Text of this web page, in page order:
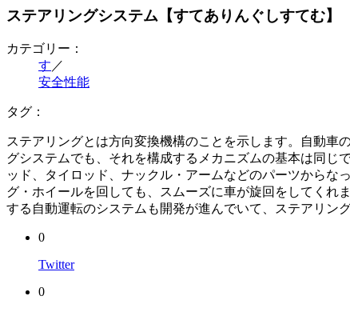
ステアリングシステム【すてありんぐしすてむ】
カテゴリー：
す ／
安全性能
タグ：
ステアリングとは方向変換機構のことを示します。自動車
グシステムでも、それを構成するメカニズムの基本は同じ
ッド、タイロッド、ナックル・アームなどのパーツからな
グ・ホイールを回しても、スムーズに車が旋回をしてくれ
する自動運転のシステムも開発が進んでいて、ステアリン
0
Twitter
0